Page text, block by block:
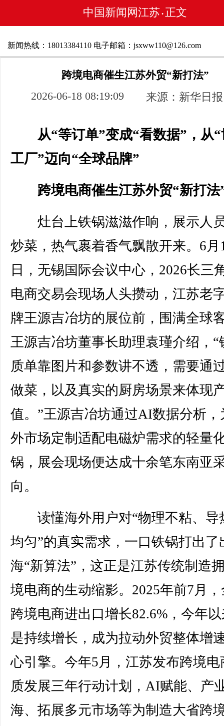
中国新闻网江苏 • 正文
新闻热线：18013384110 电子邮箱：jsxww110@126.com
跨境电商催生江苏外贸“新打法”
2026-06-18 08:19:09 来源：新华日报
从“等订单”变成“看数据”，从
工厂”迈向“全球品牌”
跨境电商催生江苏外贸“新打法
灶台上铁锅滋滋作响，展示人
炒菜，热气裹着香气飘散开来。6月
日，无锡国际会议中心，2026长三
电商交易会现场人头攒动，江苏老
牌王源吉冶坊的展位前，围满全球
王源吉冶坊董事长助理袁瑾介绍，“
质单靠图片和参数讲不透，需要通
做菜，以及真实的厨房场景来体现
值。”王源吉冶坊通过AI数据分析，
外市场定制适配电磁炉需求的轻量
锅，展会现场便达成十余笔东南亚
向。
读懂海外用户对“物理不粘、导
均匀”的真实需求，一口铁锅打出了
海“新算法”，这正是江苏传统制造
境电商的生动缩影。2025年前7月
跨境电商进出口增长82.6%，今年
是持续增长，成为拉动外贸整体增
心引擎。今年5月，江苏发布跨境电
质发展三年行动计划，AI赋能、产
海、拓展多元市场等为制造大省跨